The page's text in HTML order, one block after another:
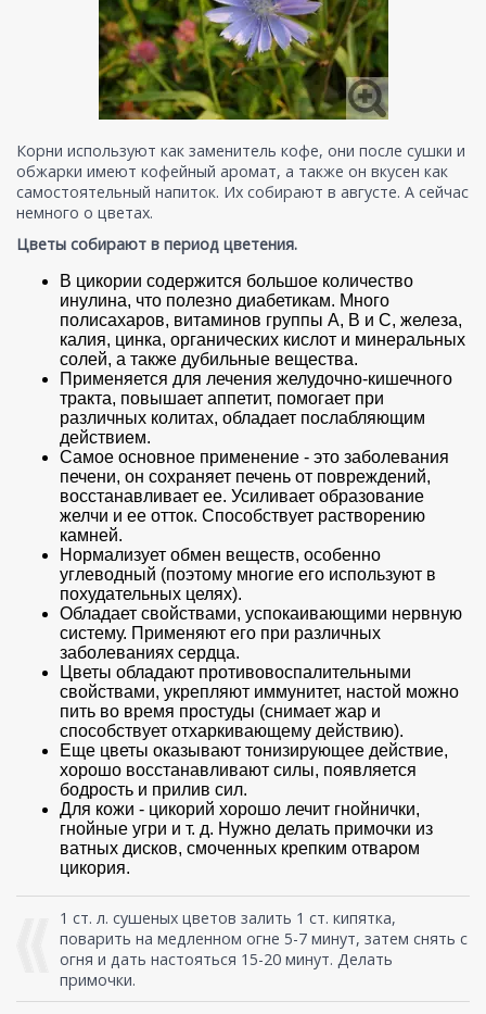
Корни используют как заменитель кофе, они после сушки и
обжарки имеют кофейный аромат, а также он вкусен как
самостоятельный напиток. Их собирают в августе. А сейчас
немного о цветах.
Цветы собирают в период цветения.
В цикории содержится большое количество
инулина, что полезно диабетикам. Много
полисахаров, витаминов группы А, В и С, железа,
калия, цинка, органических кислот и минеральных
солей, а также дубильные вещества.
Применяется для лечения желудочно-кишечного
тракта, повышает аппетит, помогает при
различных колитах, обладает послабляющим
действием.
Самое основное применение - это заболевания
печени, он сохраняет печень от повреждений,
восстанавливает ее. Усиливает образование
желчи и ее отток. Способствует растворению
камней.
Нормализует обмен веществ, особенно
углеводный (поэтому многие его используют в
похудательных целях).
Обладает свойствами, успокаивающими нервную
систему. Применяют его при различных
заболеваниях сердца.
Цветы обладают противовоспалительными
свойствами, укрепляют иммунитет, настой можно
пить во время простуды (снимает жар и
способствует отхаркивающему действию).
Еще цветы оказывают тонизирующее действие,
хорошо восстанавливают силы, появляется
бодрость и прилив сил.
Для кожи - цикорий хорошо лечит гнойнички,
гнойные угри и т. д. Нужно делать примочки из
ватных дисков, смоченных крепким отваром
цикория.
1 ст. л. сушеных цветов залить 1 ст. кипятка,
поварить на медленном огне 5-7 минут, затем снять с
огня и дать настояться 15-20 минут. Делать
примочки.